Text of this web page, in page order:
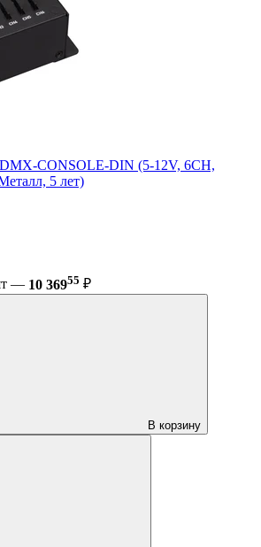
CONSOLE-DIN (5-12V, 6CH,
5 лет)
— 10 36955 ₽
В корзину